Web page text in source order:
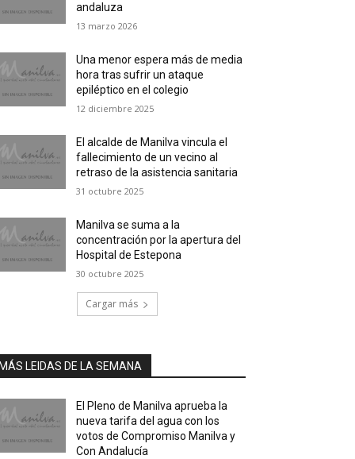
andaluza
13 marzo 2026
Una menor espera más de media
hora tras sufrir un ataque
epiléptico en el colegio
12 diciembre 2025
El alcalde de Manilva vincula el
fallecimiento de un vecino al
retraso de la asistencia sanitaria
31 octubre 2025
Manilva se suma a la
concentración por la apertura del
Hospital de Estepona
30 octubre 2025
Cargar más
MÁS LEIDAS DE LA SEMANA
El Pleno de Manilva aprueba la
nueva tarifa del agua con los
votos de Compromiso Manilva y
Con Andalucía